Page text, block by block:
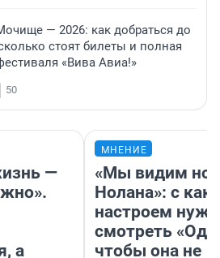
— 2026: как добраться до
стоят билеты и полная
«Вива Авиа!»
50
—
а
МНЕНИЕ
«Мы видим
Нолана»: с
настроем
смотреть
чтобы она не